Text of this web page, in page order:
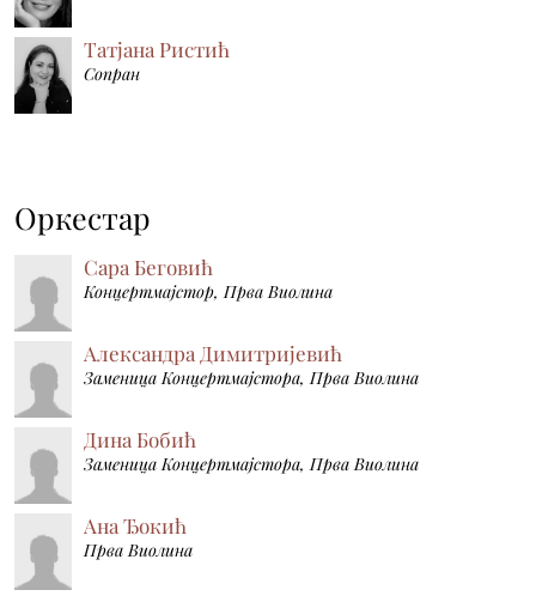
Татјана Ристић
Сопран
Оркестар
Сара Беговић
Концертмајстор, Прва Виолина
Александра Димитријевић
Заменица Концертмајстора, Прва Виолина
Дина Бобић
Заменица Концертмајстора, Прва Виолина
Ана Ђокић
Прва Виолина